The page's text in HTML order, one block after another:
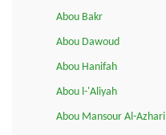
Abou Bakr
Abou Dawoud
Abou Hanifah
Abou l-'Aliyah
Abou Mansour Al-Azhari